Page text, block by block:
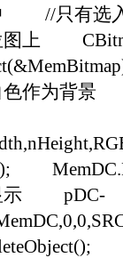
//只有选
图上
色作为背
显示 pDC-